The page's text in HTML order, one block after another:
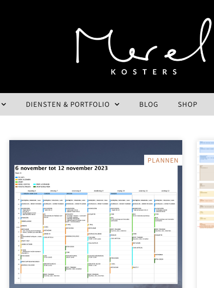
DIENSTEN & PORTFOLIO BLOG SHOP
PLANNEN